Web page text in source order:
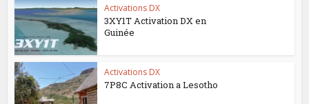
Activations DX
3XY1T Activation DX en
Guinée
Activations DX
7P8C Activation a Lesotho